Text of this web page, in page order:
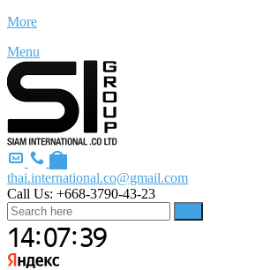
More
Menu
thai.international.co@gmail.com
Call Us: +668-3790-43-23